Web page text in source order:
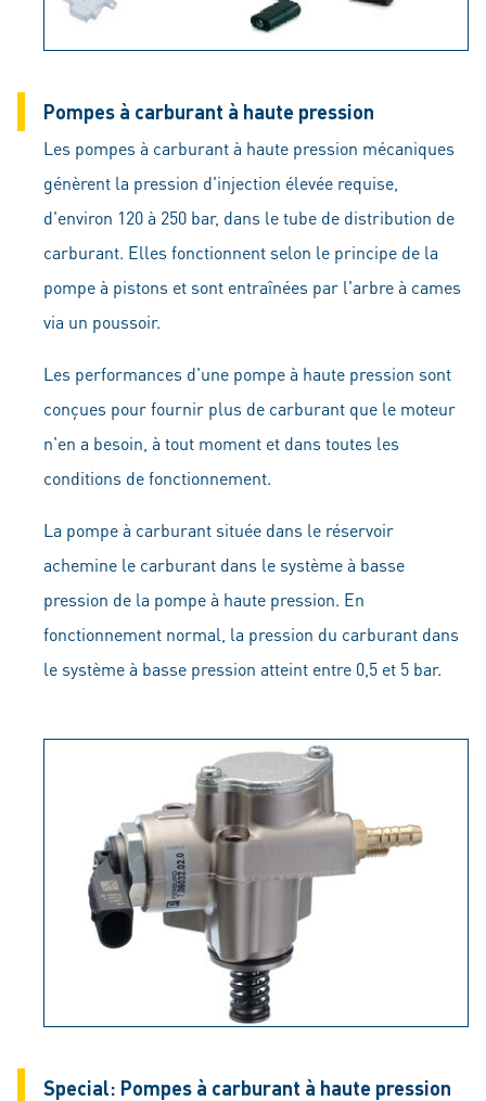
Pompes à carburant à haute pression
Les pompes à carburant à haute pression mécaniques
génèrent la pression d'injection élevée requise,
d'environ 120 à 250 bar, dans le tube de distribution de
carburant. Elles fonctionnent selon le principe de la
pompe à pistons et sont entraînées par l'arbre à cames
via un poussoir.
Les performances d'une pompe à haute pression sont
conçues pour fournir plus de carburant que le moteur
n'en a besoin, à tout moment et dans toutes les
conditions de fonctionnement.
La pompe à carburant située dans le réservoir
achemine le carburant dans le système à basse
pression de la pompe à haute pression. En
fonctionnement normal, la pression du carburant dans
le système à basse pression atteint entre 0,5 et 5 bar.
Special: Pompes à carburant à haute pression